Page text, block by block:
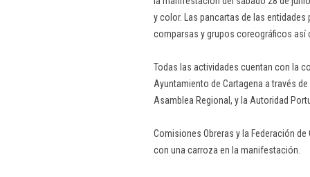
y color. Las pancartas de las
comparsas y grupos coreográficos
Todas las actividades cuentan con la
Ayuntamiento de Cartagena a través
Asamblea Regional, y la Autoridad
Comisiones Obreras y la Federación
con una carroza en la manifestación.